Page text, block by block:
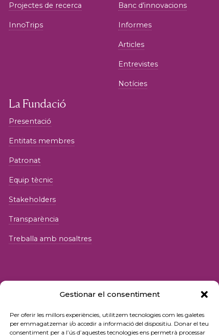
Gestionar el consentiment
Per oferir les millors experiències, utilitzem tecnologies com les galetes
per emmagatzemar i/o accedir a informació del dispositiu. Donar el teu
consentiment per a l’ús d’aquestes tecnologies ens permetrà processar
Projectes de recerca
InnoTrips
Banc d’innovacions
Informes
Articles
Entrevistes
Notícies
La Fundació
Presentació
Entitats membres
Patronat
Equip tècnic
Stakeholders
Transparència
Treballa amb nosaltres
© 2026 Fundació iSocial